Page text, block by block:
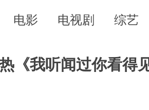
电影 电视剧 综艺
《我听闻过你看得